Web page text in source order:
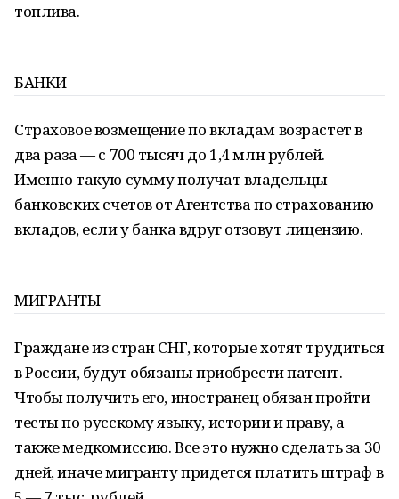
топлива.
БАНКИ
Страховое возмещение по вкладам возрастет в
два раза — с 700 тысяч до 1,4 млн рублей.
Именно такую сумму получат владельцы
банковских счетов от Агентства по страхованию
вкладов, если у банка вдруг отзовут лицензию.
МИГРАНТЫ
Граждане из стран СНГ, которые хотят трудиться
в России, будут обязаны приобрести патент.
Чтобы получить его, иностранец обязан пройти
тесты по русскому языку, истории и праву, а
также медкомиссию. Все это нужно сделать за 30
дней, иначе мигранту придется платить штраф в